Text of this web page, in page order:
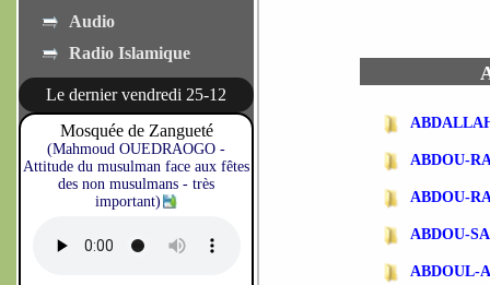
Audio
Radio Islamique
Le dernier vendredi 25-12
Mosquée de Zangueté
(Mahmoud OUEDRAOGO -
Attitude du musulman face aux fêtes
des non musulmans - très
important)
ABDOU-
ABDOU-
ABDOU-
ABDOUL-